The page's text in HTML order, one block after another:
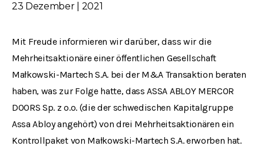
23 Dezember | 2021
Mit Freude informieren wir darüber, dass wir die
Mehrheitsaktionäre einer öffentlichen Gesellschaft
Małkowski-Martech S.A. bei der M&A Transaktion beraten
haben, was zur Folge hatte, dass ASSA ABLOY MERCOR
DOORS Sp. z o.o. (die der schwedischen Kapitalgruppe
Assa Abloy angehört) von drei Mehrheitsaktionären ein
Kontrollpaket von Małkowski-Martech S.A. erworben hat.